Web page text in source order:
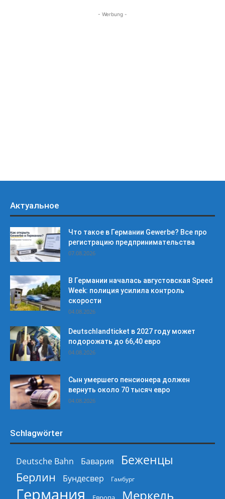
- Werbung -
Актуальное
Что такое в Германии Gewerbe? Все про
регистрацию предпринимательства
07.08.2026
В Германии началась августовская Speed
Week: полиция усилила контроль
скорости
04.08.2026
Deutschlandticket в 2027 году может
подорожать до 66,40 евро
04.08.2026
Сын умершего пенсионера должен
вернуть около 70 тысяч евро
04.08.2026
Schlagwörter
Deutsche Bahn Бавария
Беженцы
Берлин
Бундесвер Гамбург
Германия Меркель